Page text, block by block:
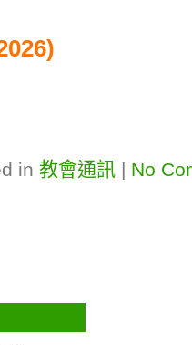
in 教會通訊 | No